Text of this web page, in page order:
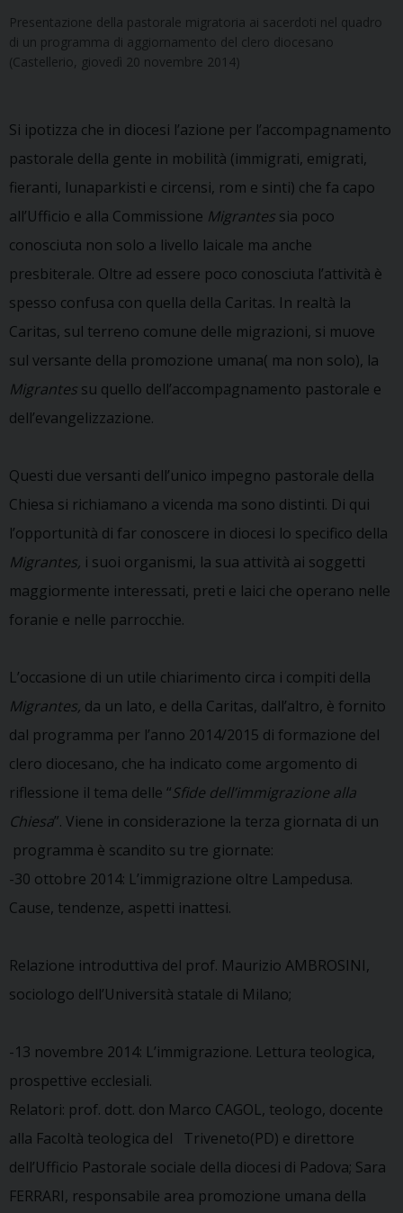
Presentazione della pastorale migratoria ai sacerdoti nel quadro
di un programma di aggiornamento del clero diocesano
(Castellerio, giovedì 20 novembre 2014)
Si ipotizza che in diocesi l’azione per l’accompagnamento
pastorale della gente in mobilità (immigrati, emigrati,
fieranti, lunaparkisti e circensi, rom e sinti) che fa capo
all’Ufficio e alla Commissione Migrantes sia poco
conosciuta non solo a livello laicale ma anche
presbiterale. Oltre ad essere poco conosciuta l’attività è
spesso confusa con quella della Caritas. In realtà la
Caritas, sul terreno comune delle migrazioni, si muove
sul versante della promozione umana( ma non solo), la
Migrantes su quello dell’accompagnamento pastorale e
dell’evangelizzazione.
Questi due versanti dell’unico impegno pastorale della
Chiesa si richiamano a vicenda ma sono distinti. Di qui
l’opportunità di far conoscere in diocesi lo specifico della
Migrantes, i suoi organismi, la sua attività ai soggetti
maggiormente interessati, preti e laici che operano nelle
foranie e nelle parrocchie.
L’occasione di un utile chiarimento circa i compiti della
Migrantes, da un lato, e della Caritas, dall’altro, è fornito
dal programma per l’anno 2014/2015 di formazione del
clero diocesano, che ha indicato come argomento di
riflessione il tema delle “Sfide dell’immigrazione alla
Chiesa”. Viene in considerazione la terza giornata di un
programma è scandito su tre giornate:
-30 ottobre 2014: L’immigrazione oltre Lampedusa.
Cause, tendenze, aspetti inattesi.
Relazione introduttiva del prof. Maurizio AMBROSINI,
sociologo dell’Università statale di Milano;
-13 novembre 2014: L’immigrazione. Lettura teologica,
prospettive ecclesiali.
Relatori: prof. dott. don Marco CAGOL, teologo, docente
alla Facoltà teologica del Triveneto(PD) e direttore
dell’Ufficio Pastorale sociale della diocesi di Padova; Sara
FERRARI, responsabile area promozione umana della